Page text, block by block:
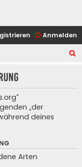
Anmelden
h
„der
deines
Arten